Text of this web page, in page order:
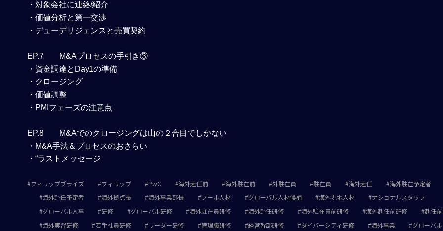
・対象会社に連絡/紹介
・価値分析と第一交渉
・デューデリジェンスと売買契約
EP.7 M&Aプロセスの手引き③
・資金調達とDay1の準備
・クロージング
・価値調整
・PMIフェーズの注意点
EP.8 M&Aでのクロージングは山の２合目でしかない
・M&A手法＆プロセスのおさらい
・“ラストメッセージ
フィリップブライズ フィリップ PwC 海外赴任前 海外駐在前 外駐在員 駐在員 海外赴任
海外駐在予定者
海外赴任予定者
海外拠点長 海外事業部長 プール人材 グローバル人材候補 海外現地人材
ナショナルスタッフ
グローバル人事
研修 グローバル研修 海外駐在員研修 海外赴任研修 海外駐在員前研修 海外赴任前研修
赴任
海外実習研修
若手社員研修 リーダー研修 管理職研修 経営幹部研修 ダイバーシティ研修 海外事業
グローバ